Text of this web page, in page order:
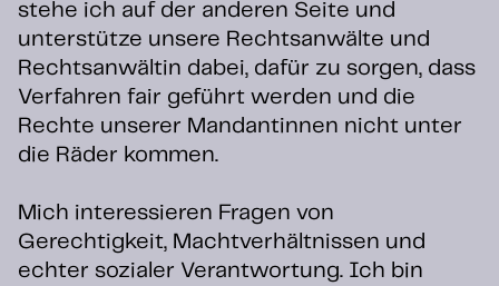
stehe ich auf der anderen Seite und
unterstütze unsere Rechtsanwälte und
Rechtsanwältin dabei, dafür zu sorgen, dass
Verfahren fair geführt werden und die
Rechte unserer Mandantinnen nicht unter
die Räder kommen.
Mich interessieren Fragen von
Gerechtigkeit, Machtverhältnissen und
echter sozialer Verantwortung. Ich bin